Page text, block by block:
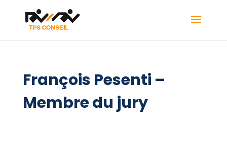
François Pesenti –
Membre du jury